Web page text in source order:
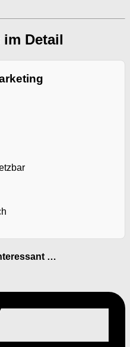
im Detail
…